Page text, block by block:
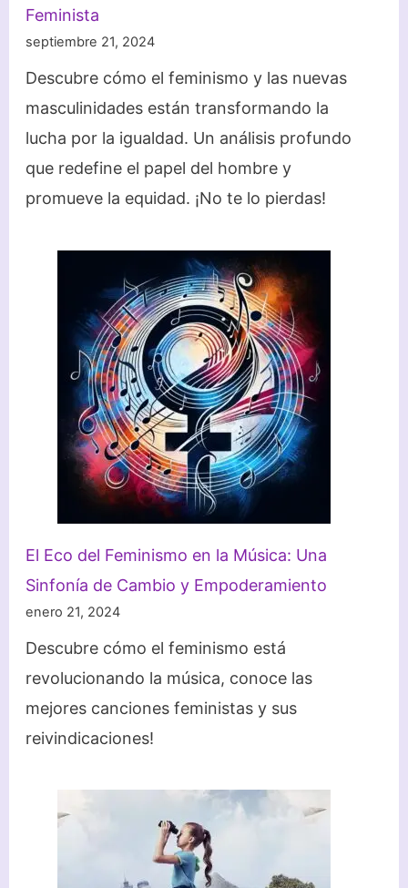
Feminista
septiembre 21, 2024
Descubre cómo el feminismo y las nuevas
masculinidades están transformando la
lucha por la igualdad. Un análisis profundo
que redefine el papel del hombre y
promueve la equidad. ¡No te lo pierdas!
El Eco del Feminismo en la Música: Una
Sinfonía de Cambio y Empoderamiento
enero 21, 2024
Descubre cómo el feminismo está
revolucionando la música, conoce las
mejores canciones feministas y sus
reivindicaciones!